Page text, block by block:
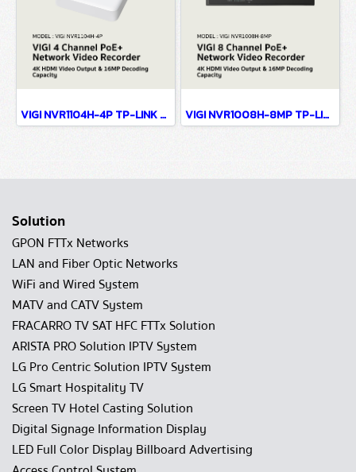
VIGI NVR1104H-4P TP-LINK VIGI 4 Channel PoE+ Network Video Recorder Network Camera VIGI NVR1008H-8MP TP-LINK VIGI 8 Channel PoE+ Network Video Recorder Network Camera
Solution
GPON FTTx Networks
LAN and Fiber Optic Networks
WiFi and Wired System
MATV and CATV System
FRACARRO TV SAT HFC FTTx Solution
ARISTA PRO Solution IPTV System
LG Pro Centric Solution IPTV System
LG Smart Hospitality TV
Screen TV Hotel Casting Solution
Digital Signage Information Display
LED Full Color Display Billboard Advertising